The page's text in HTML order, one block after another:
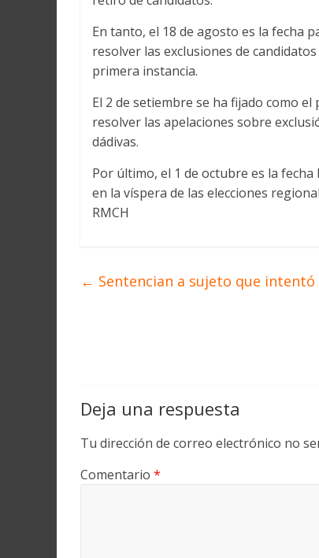
En tanto, el 18 de agosto es la fecha
resolver las exclusiones de
primera instancia.
El 2 de setiembre se ha fijado como
resolver las apelaciones sobre
dádivas.
Por último, el 1 de octubre es la
en la víspera de las elecciones
RMCH
← Sentencian a sujeto que
Deja una respuesta
Tu dirección de correo electrónico no
Comentario *